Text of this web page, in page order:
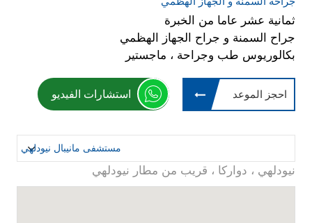
ثمانية عشر عاما من الخبرة
جراح السمنة و جراح الجهاز الهظمي
بكالوريوس طب وجراحة ، ماجستير
استشارات الفيديو احجز الموعد
نيودلهي ، دواركا ، قريب من مطار نيودلهي